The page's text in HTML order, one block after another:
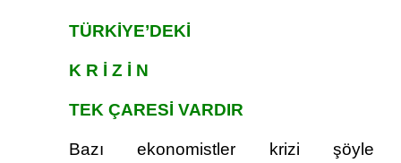
TÜRKİYE’DEKİ
K R İ Z İ N
TEK ÇARESİ VARDIR
Bazı ekonomistler krizi şöyle